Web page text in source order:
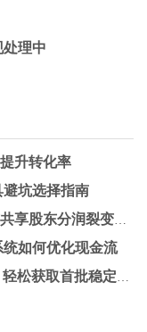
理中
升转化率
坑选择指南
引爆台球厅客流：微信群引流话术与共享股东分润裂变实战指南
如何优化现金流
KTV开业爆客秘籍：共享股东裂变，轻松获取首批稳定客源